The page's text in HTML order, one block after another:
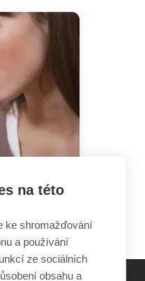
na této
ke shromažďování
a používání
ze sociálních
obsahu a